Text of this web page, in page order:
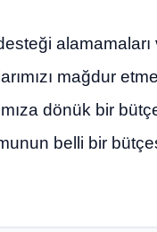
mağdur
dönük bir
belli bir